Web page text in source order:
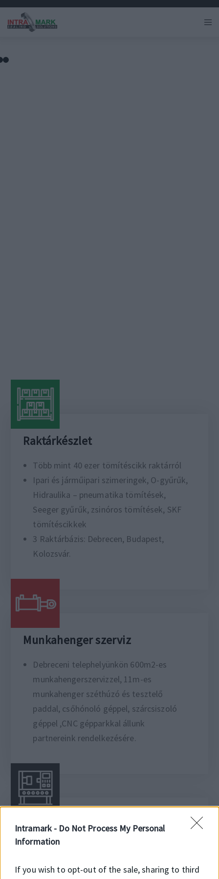
Intramark - Do Not Process My Personal
Information
If you wish to opt-out of the sale, sharing to third
Raktárkészlet
Több mint 40 ezer tömítéscikk raktárról
Ipari és járműipari szimeringek, O-gyűrűk,
Hidraulika – pneumatika tömítések,
Seeger gyűrűk, zsinóros tömítések, SKF
tömítéscikkek
3 Raktárbázis: Debrecen, Budapest,
Kolozsvár.
Munkahenger szerviz
Debreceni telephelyünkön 600m2-es
munkahengerszervizzel, 11m-es
munkahenger széthúzó és tesztelő
paddal, csőhónoló géppel, szárcsiszoló
géppel ,CNC gépparkkal állunk
partnereink rendelkezésére.
CNC tömítés gyártás
három telephelyen akár Ø600mm-es